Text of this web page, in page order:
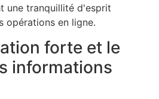
une tranquillité d'esprit
opérations en ligne.
forte et le
informations